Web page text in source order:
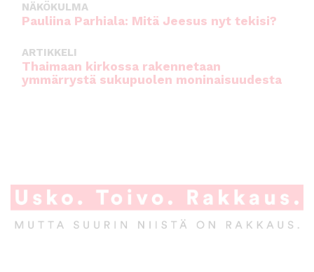
NÄKÖKULMA
Pauliina Parhiala: Mitä Jeesus nyt tekisi?
ARTIKKELI
Thaimaan kirkossa rakennetaan
ymmärrystä sukupuolen moninaisuudesta